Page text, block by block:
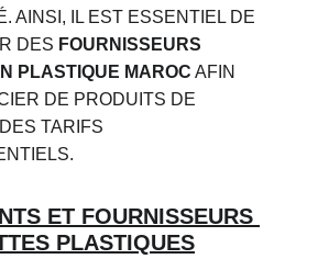
AINSI, IL EST ESSENTIEL DE
DES FOURNISSEURS
PLASTIQUE MAROC AFIN
DE PRODUITS DE
TARIFS
ET FOURNISSEURS
PLASTIQUES